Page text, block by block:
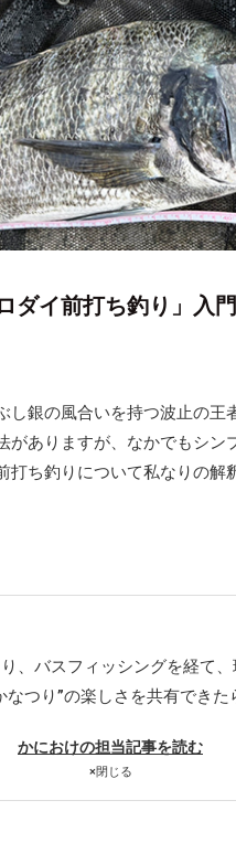
ダイ前打ち釣り」入
銀の風合いを持つ波止の王
がありますが、なかでもシン
ち釣りについて私なりの解
、バスフィッシングを経て
なつり”の楽しさを共有できた
かにおけの担当記事を読む
×閉じる